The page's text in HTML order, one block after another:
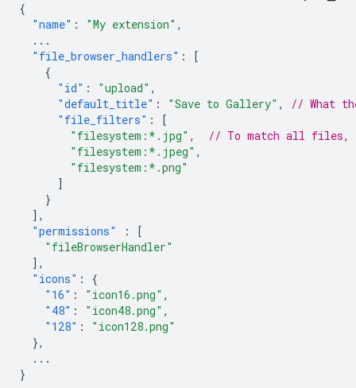
{
"name" : "My extension" ,
...
"file_browser_handlers" :
[
{
"id" : "upload" ,
"default_title" : "Save to Gallery" ,
// What
"file_filters" :
[
"filesystem:*.jpg" ,
// To match all files,
"filesystem:*.jpeg" ,
"filesystem:*.png"
]
}
],
"permissions"
:
[
"fileBrowserHandler"
],
"icons" :
{
"16" : "icon16.png" ,
"48" : "icon48.png" ,
"128" :
"icon128.png"
},
...
}